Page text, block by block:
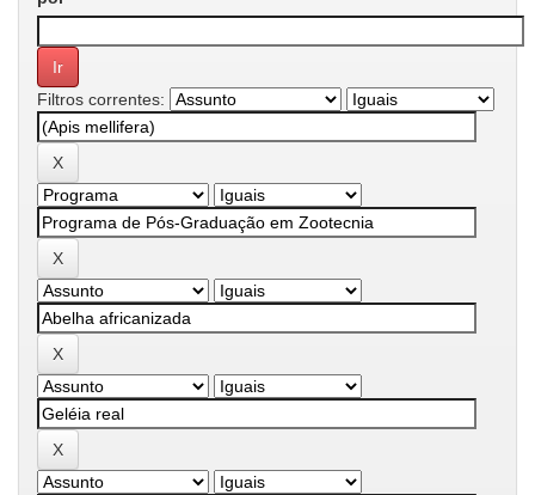
Filtros correntes: